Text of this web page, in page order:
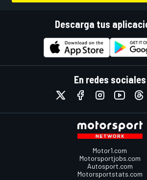
Descarga tus
En redes sociales
Motor1.com
Motorsportjobs.com
Autosport.com
Motorsportstats.com